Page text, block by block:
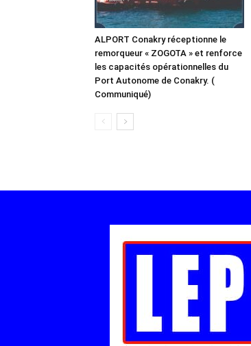
ALPORT Conakry réceptionne le
remorqueur « ZOGOTA » et renforce
les capacités opérationnelles du
Port Autonome de Conakry. (
Communiqué)